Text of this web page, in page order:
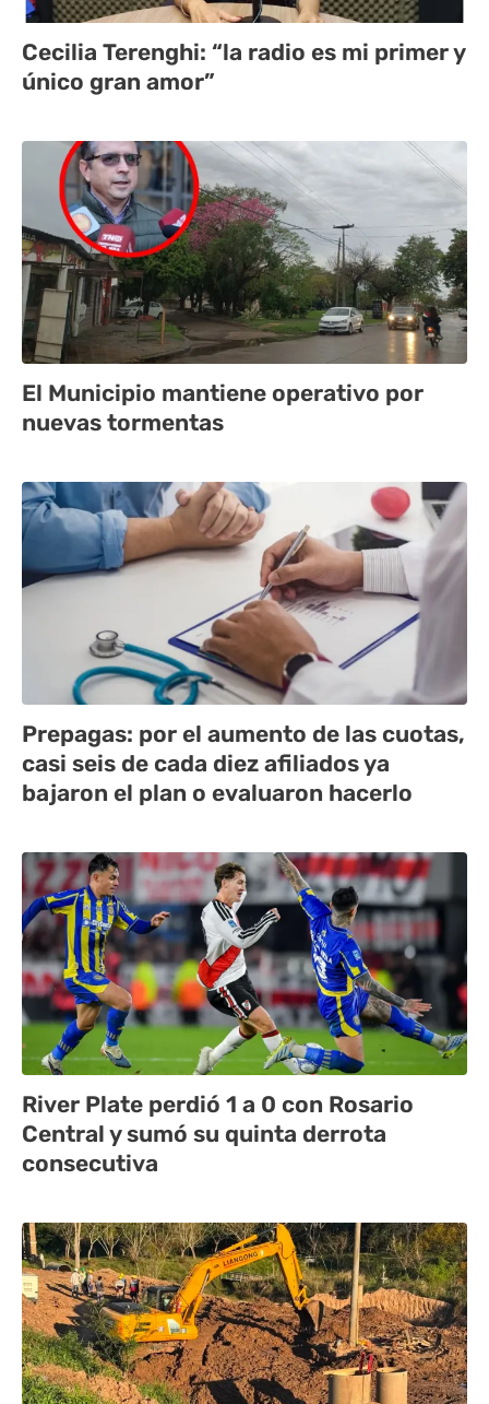
Cecilia Terenghi: “la radio es mi primer y
único gran amor”
El Municipio mantiene operativo por
nuevas tormentas
Prepagas: por el aumento de las cuotas,
casi seis de cada diez afiliados ya
bajaron el plan o evaluaron hacerlo
River Plate perdió 1 a 0 con Rosario
Central y sumó su quinta derrota
consecutiva